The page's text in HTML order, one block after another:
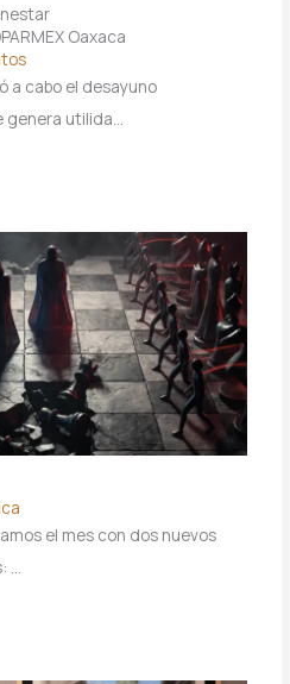
Oaxaca
a cabo el desayuno
utilida…
el mes con dos nuevos